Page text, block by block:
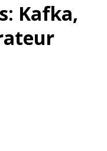
Kafka,